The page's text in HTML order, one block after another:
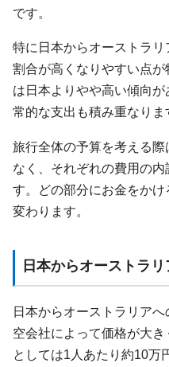
です。
特に日本からオーストラ
割合が高くなりやすい点
は日本よりやや高い傾向
常的な支出も積み重なりま
旅行全体の予算を考える
なく、それぞれの費用の
す。どの部分にお金をか
変わります。
日本からオーストラ
日本からオーストラリア
空会社によって価格が大
としては1人あたり約10万